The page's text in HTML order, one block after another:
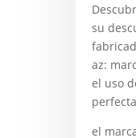
su
az:
el uso
el